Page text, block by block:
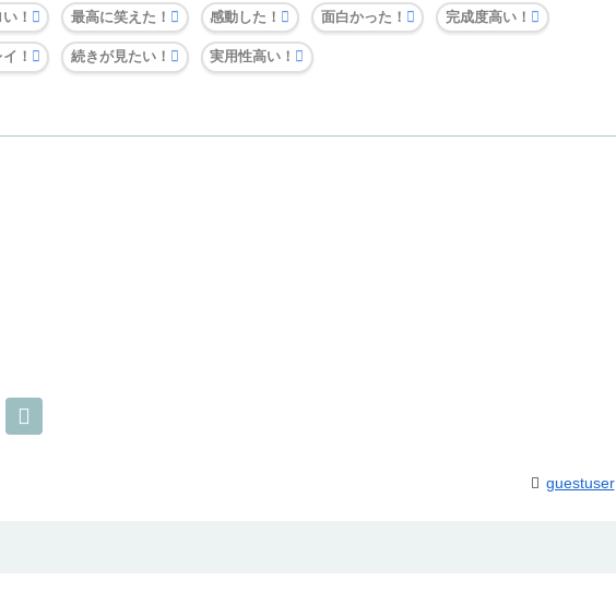
！ 最高に笑えた！ 感動した！ 面白かった！ 完成度高い！
！ 続きが見たい！ 実用性高い！
guestuser